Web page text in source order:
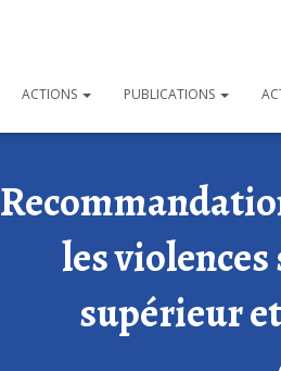
ACTIONS PUBLICATIONS
les
supérieur